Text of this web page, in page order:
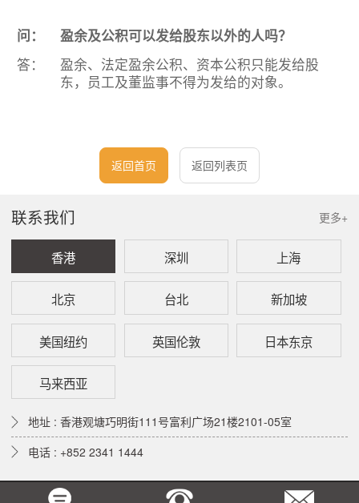
问：
盈余及公积可以发给股东以外的人吗？
答：
盈余、法定盈余公积、资本公积只能发给股
东，员工及董监事不得为发给的对象。
返回首页 返回列表页
更多+
联系我们
香港 深圳 上海
北京 台北 新加坡
美国纽约 英国伦敦 日本东京
马来西亚
地址 : 香港观塘巧明街111号富利广场21楼2101-05室
电话 : +852 2341 1444